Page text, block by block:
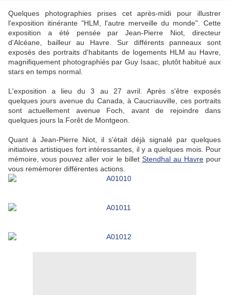
Quelques photographies prises cet après-midi pour illustrer
l'exposition itinérante "HLM, l'autre merveille du monde". Cette
exposition a été pensée par Jean-Pierre Niot, directeur
d'Alcéane, bailleur au Havre. Sur différents panneaux sont
exposés des portraits d'habitants de logements HLM au Havre,
magnifiquement photographiés par Guy Isaac, plutôt habitué aux
stars en temps normal.
L'exposition a lieu du 3 au 27 avril. Après s'être exposés
quelques jours avenue du Canada, à Caucriauville, ces portraits
sont actuellement avenue Foch, avant de rejoindre dans
quelques jours la Forêt de Montgeon.
Quant à Jean-Pierre Niot, il s'était déjà signalé par quelques
initiatives artistiques fort intéressantes, il y a quelques mois. Pour
mémoire, vous pouvez aller voir le billet Stendhal au Havrepour
vous remémorer différentes actions.